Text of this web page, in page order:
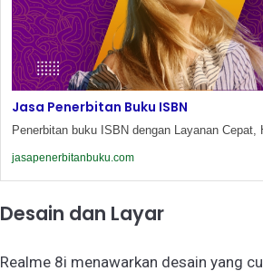
Jasa Penerbitan Buku ISBN
Penerbitan buku ISBN dengan Layanan
jasapenerbitanbuku.com
Desain dan Layar
Realme 8i menawarkan desain yang